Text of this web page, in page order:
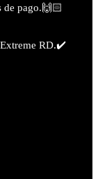
de pago.🙌🏻
Extreme RD.✔️